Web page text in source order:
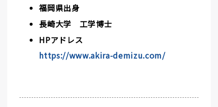
福岡県出身
長崎大学 工学博士
HPアドレス
https://www.akira-demizu.com/